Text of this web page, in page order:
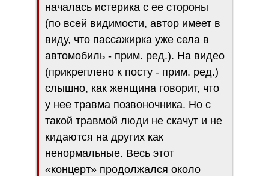
началась истерика с ее стороны
(по всей видимости, автор имеет в
виду, что пассажирка уже села в
автомобиль - прим. ред.). На видео
(прикреплено к посту - прим. ред.)
слышно, как женщина говорит, что
у нее травма позвоночника. Но с
такой травмой люди не скачут и не
кидаются на других как
ненормальные. Весь этот
«концерт» продолжался около